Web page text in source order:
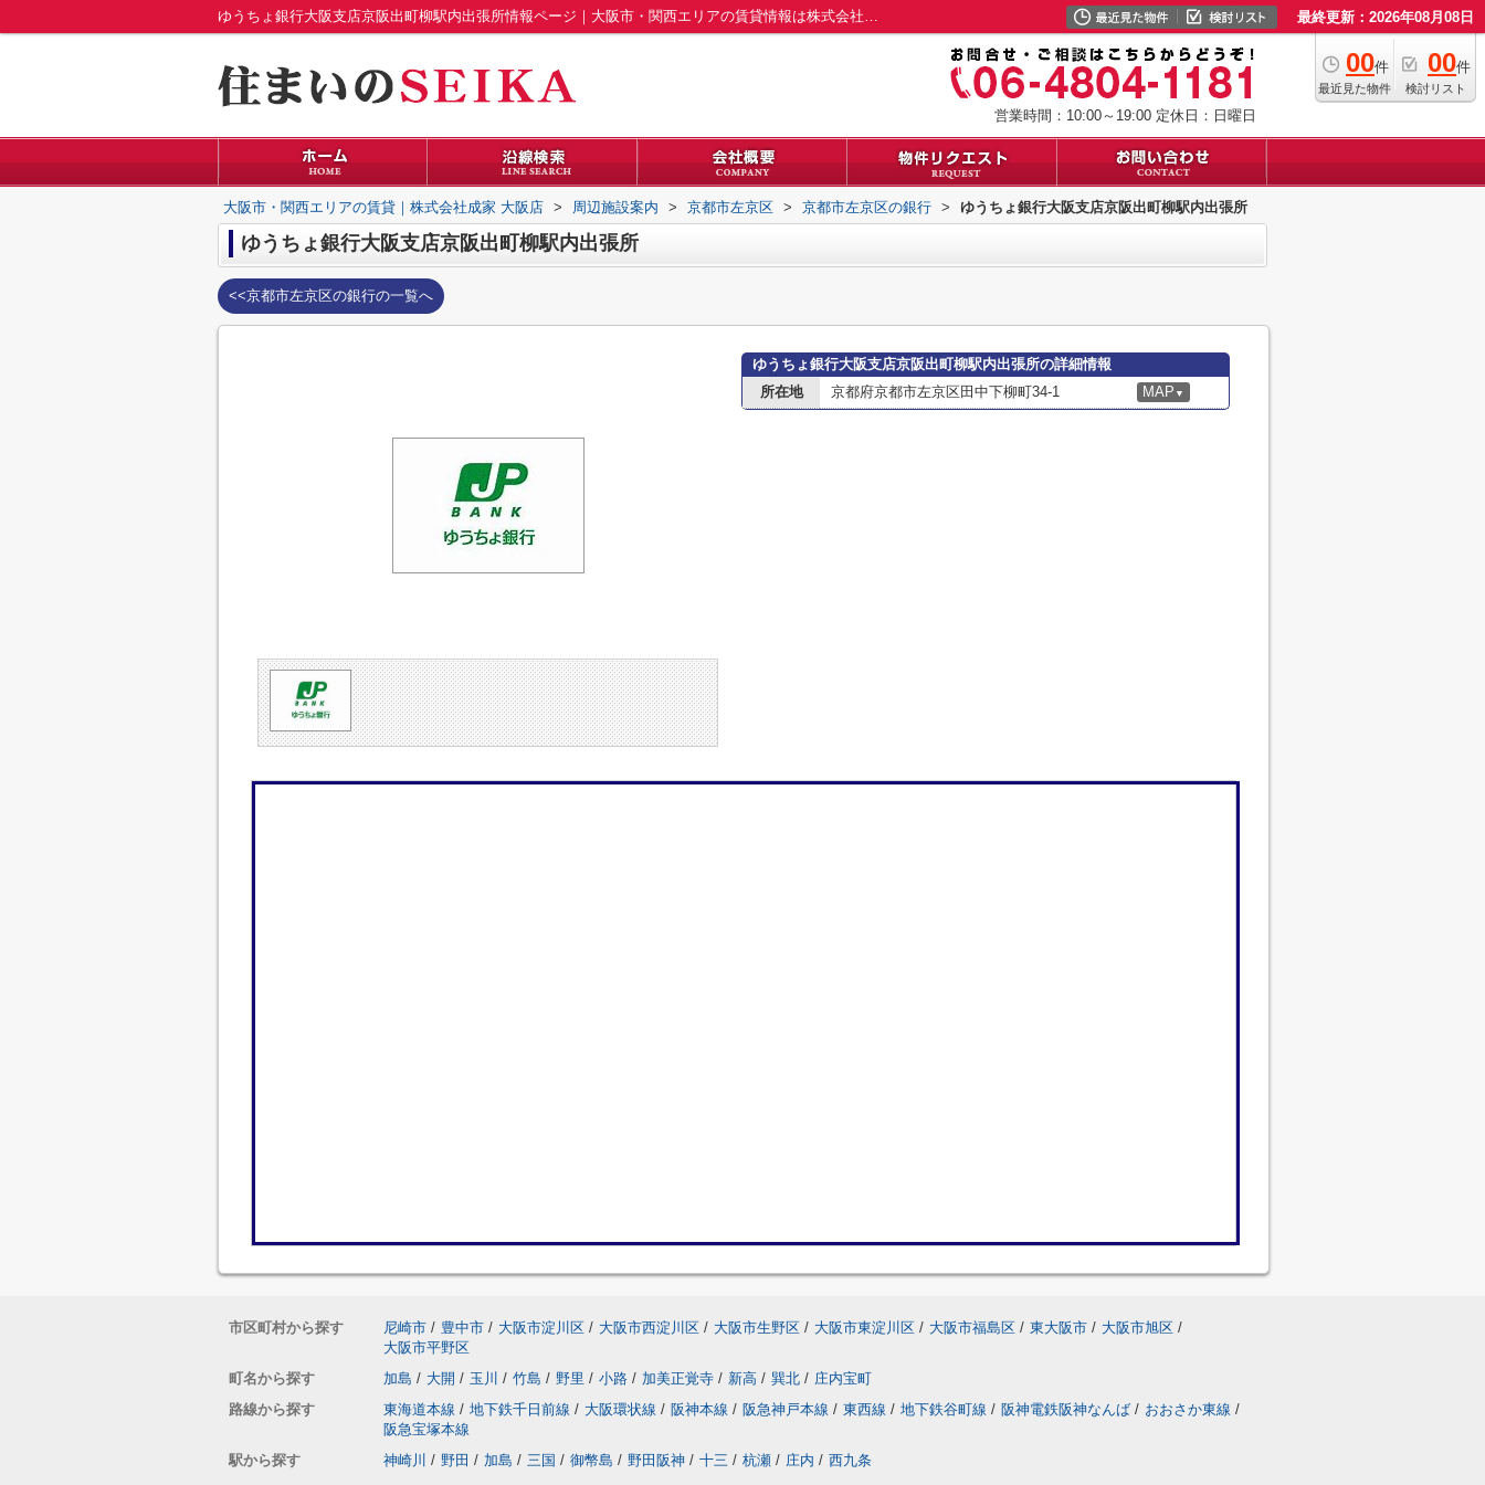
ゆうちょ銀行大阪支店京阪出町柳駅内出張所情報ページ｜大阪市・関西エリアの賃貸情報は株式会社成家 大阪店 最終更新：2026年08月08日
00件
最近見た物件
00件
検討リスト
営業時間：10:00～19:00 定休日：日曜日
大阪市・関西エリアの賃貸｜株式会社成家 大阪店 > 周辺施設案内 > 京都市左京区 > 京都市左京区の銀行 > ゆうちょ銀行大阪支店京阪出町柳駅内出張所
ゆうちょ銀行大阪支店京阪出町柳駅内出張所
<<京都市左京区の銀行の一覧へ
ゆうちょ銀行大阪支店京阪出町柳駅内出張所の詳細情報
所在地
京都府京都市左京区田中下柳町34-1 MAP ▼
市区町村から探す 尼崎市 / 豊中市 / 大阪市淀川区 / 大阪市西淀川区 / 大阪市生野区 / 大阪市東淀川区 / 大阪市福島区 / 東大阪市 / 大阪市旭区 /
大阪市平野区
町名から探す
加島 / 大開 / 玉川 / 竹島 / 野里 / 小路 / 加美正覚寺 / 新高 / 巽北 / 庄内宝町
路線から探す
東海道本線 / 地下鉄千日前線 / 大阪環状線 / 阪神本線 / 阪急神戸本線 / 東西線 / 地下鉄谷町線 / 阪神電鉄阪神なんば / おおさか東線 /
阪急宝塚本線
駅から探す
神崎川 / 野田 / 加島 / 三国 / 御幣島 / 野田阪神 / 十三 / 杭瀬 / 庄内 / 西九条